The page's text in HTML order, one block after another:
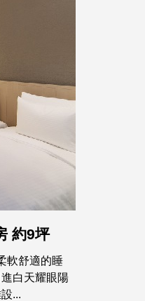
約9坪
軟舒適的睡
白天耀眼陽
...